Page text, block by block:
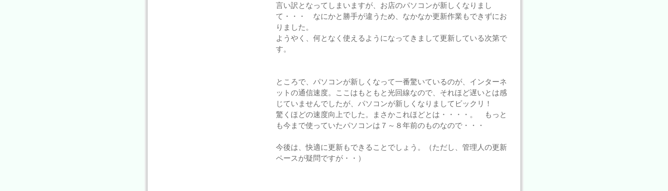
言い訳となってしまいますが、お店のパソコンが新しくなりまし
て・・・ なにかと勝手が違うため、なかなか更新作業もできずにお
りました。
ようやく、何となく使えるようになってきまして更新している次第で
す。
ところで、パソコンが新しくなって一番驚いているのが、インターネ
ットの通信速度。ここはもともと光回線なので、それほど遅いとは感
じていませんでしたが、パソコンが新しくなりましてビックリ！
驚くほどの速度向上でした。まさかこれほどとは・・・・。 もっと
も今まで使っていたパソコンは７～８年前のものなので・・・
今後は、快適に更新もできることでしょう。（ただし、管理人の更新
ペースが疑問ですが・・）